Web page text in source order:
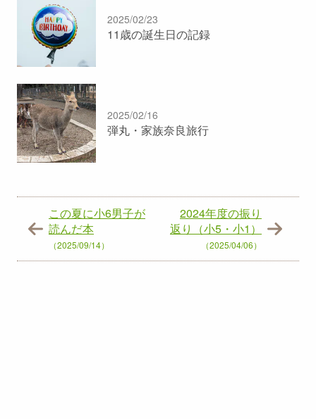
2025/02/23
11歳の誕生日の記録
2025/02/16
弾丸・家族奈良旅行
この夏に小6男子が
読んだ本
（2025/09/14）
2024年度の振り
返り（小5・小1）
（2025/04/06）